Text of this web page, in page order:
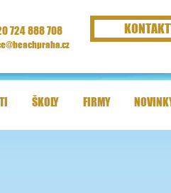
724 888 708
ŠKOLY FIRMY